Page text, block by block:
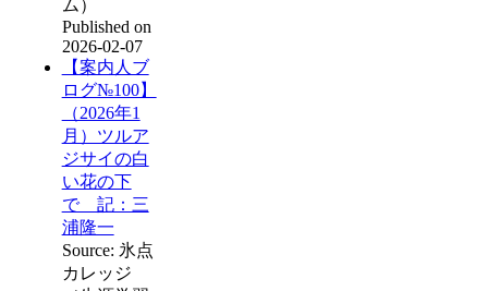
ム）
Published on
2026-02-07
【案内人ブ
ログ№100】
（2026年1
月）ツルア
ジサイの白
い花の下
で 記：三
浦隆一
Source: 氷点
カレッジ